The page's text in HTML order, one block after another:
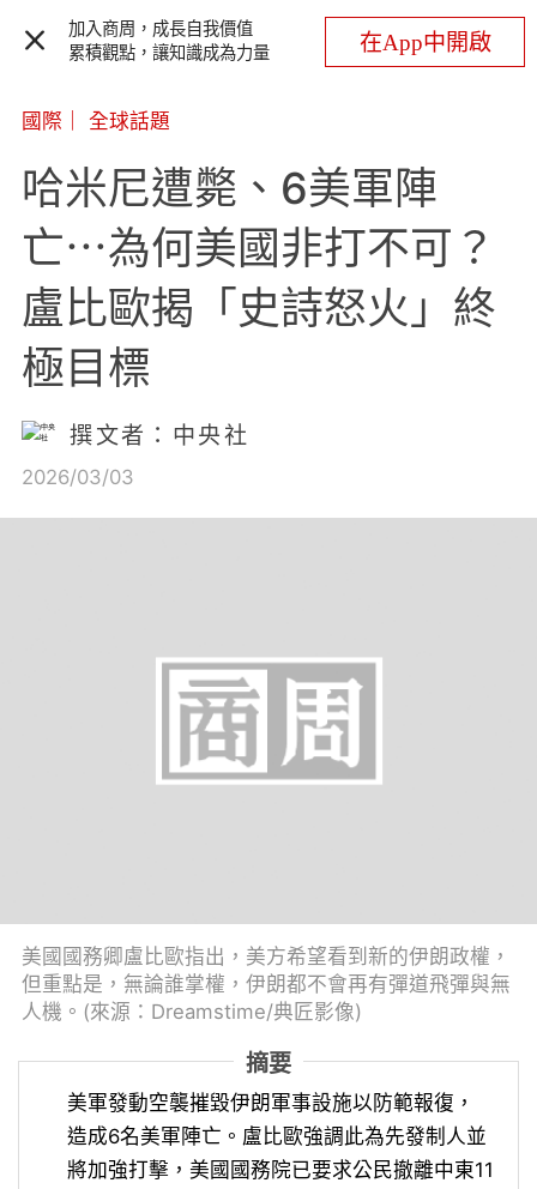
加入商周，成長自我價值
累積觀點，讓知識成為力量
在App中開啟
國際 全球話題
哈米尼遭斃、6美軍陣
亡⋯為何美國非打不可？
盧比歐揭「史詩怒火」終
極目標
撰文者：中央社
2026/03/03
美國國務卿盧比歐指出，美方希望看到新的伊朗政權，
但重點是，無論誰掌權，伊朗都不會再有彈道飛彈與無
人機。(來源：Dreamstime/典匠影像)
摘要
美軍發動空襲摧毀伊朗軍事設施以防範報復，
造成6名美軍陣亡。盧比歐強調此為先發制人並
將加強打擊，美國國務院已要求公民撤離中東11